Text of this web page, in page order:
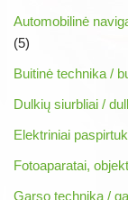
Automobilinė
(5)
Buitinė technika /
Dulkių siurbliai /
Elektriniai
Fotoaparatai,
Garso technika /